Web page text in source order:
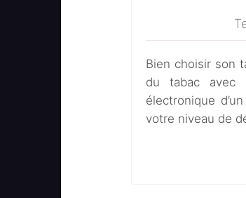
Bien choisir son
du tabac avec
électronique
votre niveau de